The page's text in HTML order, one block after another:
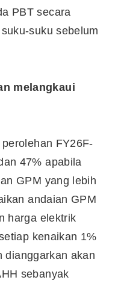
PBT secara
suku sebelum
melangkaui
FY26F-
47% apabila
GPM yang lebih
andaian GPM
harga elektrik
kenaikan 1%
dianggarkan akan
sebanyak